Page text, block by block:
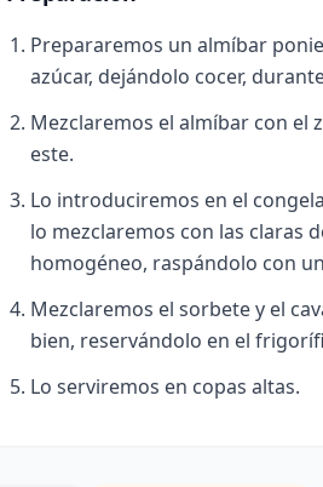
Prepararemos un almíbar
azúcar, dejándolo cocer,
Mezclaremos el almíbar con el
este.
Lo introduciremos en el
lo mezclaremos con las claras
homogéneo, raspándolo con
Mezclaremos el sorbete y el
bien, reservándolo en el
Lo serviremos en copas altas.